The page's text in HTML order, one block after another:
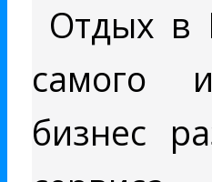
Отдых в
самого
бизнес